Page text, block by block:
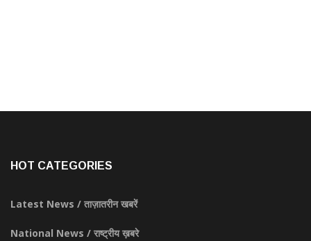
HOT CATEGORIES
Latest News / ताज़ातरीन खबरें
National News / राष्ट्रीय ख़बरे